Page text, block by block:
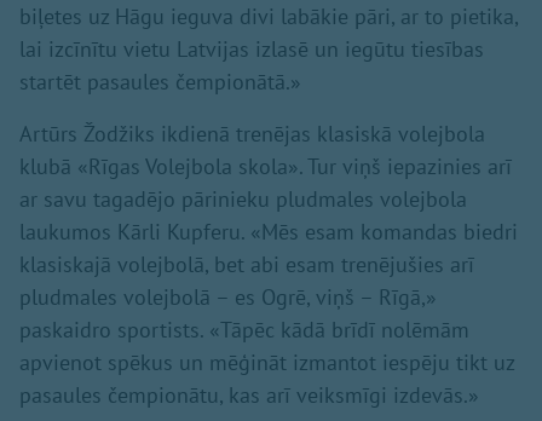
biļetes uz Hāgu ieguva divi labākie pāri, ar to pietika,
lai izcīnītu vietu Latvijas izlasē un iegūtu tiesības
startēt pasaules čempionātā.»
Artūrs Žodžiks ikdienā trenējas klasiskā volejbola
klubā «Rīgas Volejbola skola». Tur viņš iepazinies arī
ar savu tagadējo pārinieku pludmales volejbola
laukumos Kārli Kupferu. «Mēs esam komandas biedri
klasiskajā volejbolā, bet abi esam trenējušies arī
pludmales volejbolā – es Ogrē, viņš – Rīgā,»
paskaidro sportists. «Tāpēc kādā brīdī nolēmām
apvienot spēkus un mēģināt izmantot iespēju tikt uz
pasaules čempionātu, kas arī veiksmīgi izdevās.»